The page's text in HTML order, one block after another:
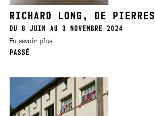
RICHARD LONG, DE PIERRES
DU 8 JUIN AU 3 NOVEMBRE 2024
En savoir plus
PASSÉ